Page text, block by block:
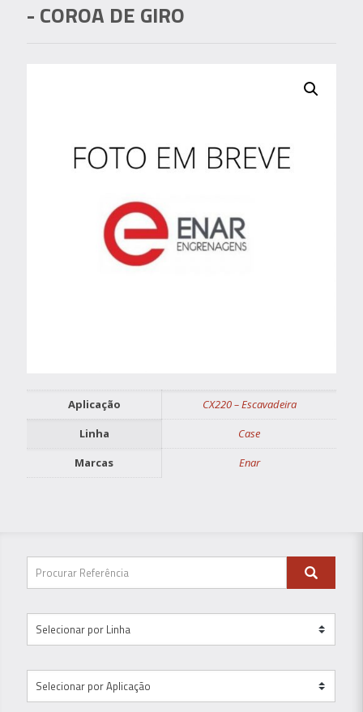
- COROA DE GIRO
Aplicação
CX220 – Escavadeira
Linha
Case
Marcas
Enar